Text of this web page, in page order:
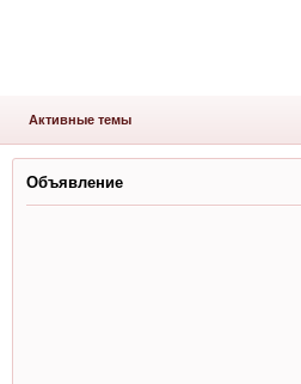
Активные темы
Объявление